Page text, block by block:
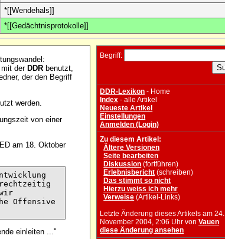
*[[Wendehals]]
*[[Gedächtnisprotokolle]]
der DDR benutzt,
der den Begriff
werden.
von einer
am 18. Oktober
rechtzeitig
Offensive
einleiten ..."
Begriff:
DDR-Lexikon - Home
Index - alle Artikel
Neueste Artikel
Einstellungen
Anmelden (Login)
Zu diesem Artikel:
Ältere Versionen
Seite bearbeiten
Diskussion (fortführen)
Erlebnisbericht (schreiben)
Das stimmt so nicht
Hierzu weiss ich mehr
Verweise (Artikel-Links)
Letzte Änderung dieses Artikels am 24.
November 2004, 2:06 Uhr vonVauen
diese Änderung ansehen